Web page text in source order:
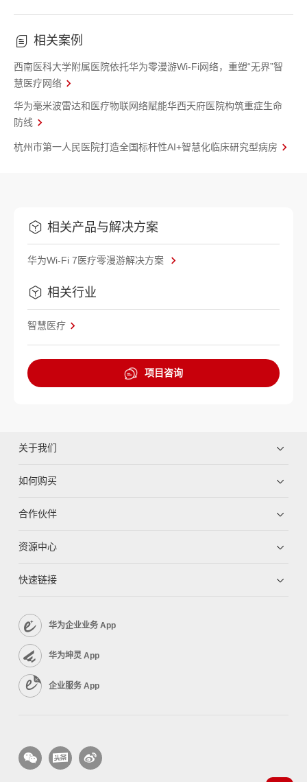
相关案例
西南医科大学附属医院依托华为零漫游Wi‑Fi网络，重塑“无界”智
慧医疗网络
华为毫米波雷达和医疗物联网络赋能华西天府医院构筑重症生命
防线
杭州市第一人民医院打造全国标杆性AI+智慧化临床研究型病房
相关产品与解决方案
华为Wi-Fi 7医疗零漫游解决方案
相关行业
智慧医疗
项目咨询
关于我们
如何购买
合作伙伴
资源中心
快速链接
华为企业业务 App
华为坤灵 App
企业服务 App